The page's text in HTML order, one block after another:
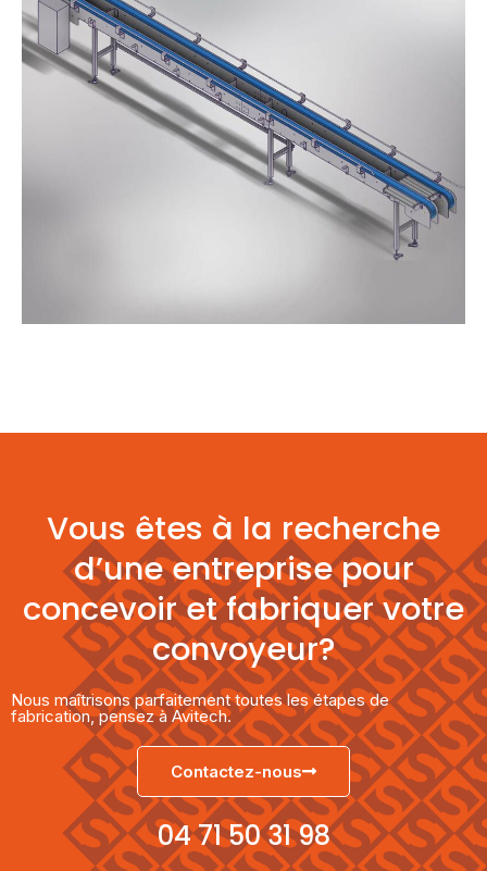
Vous êtes à la recherche
d’une entreprise pour
concevoir et fabriquer votre
convoyeur?
Nous maîtrisons parfaitement toutes les étapes de
fabrication, pensez à Avitech.
Contactez-nous
04 71 50 31 98